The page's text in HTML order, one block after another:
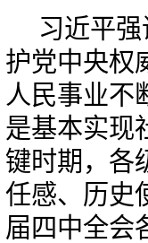
习近平
护党中央权
人民事业不
是基本实现
键时期，各
任感、历史
届四中全会